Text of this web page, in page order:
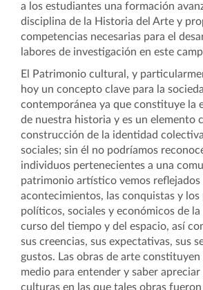
a los estudiantes una formación
disciplina de la Historia del Arte y
competencias necesarias para el
labores de investigación en este
El Patrimonio cultural, y
hoy un concepto clave para la
contemporánea ya que constituye la
de nuestra historia y es un elemento
construcción de la identidad
sociales; sin él no podríamos
individuos pertenecientes a una
patrimonio artístico vemos reflejados
acontecimientos, las conquistas y los
políticos, sociales y económicos de la
curso del tiempo y del espacio, así
sus creencias, sus expectativas, sus
gustos. Las obras de arte
medio para entender y saber apreciar
culturas en las que tales obras fueron